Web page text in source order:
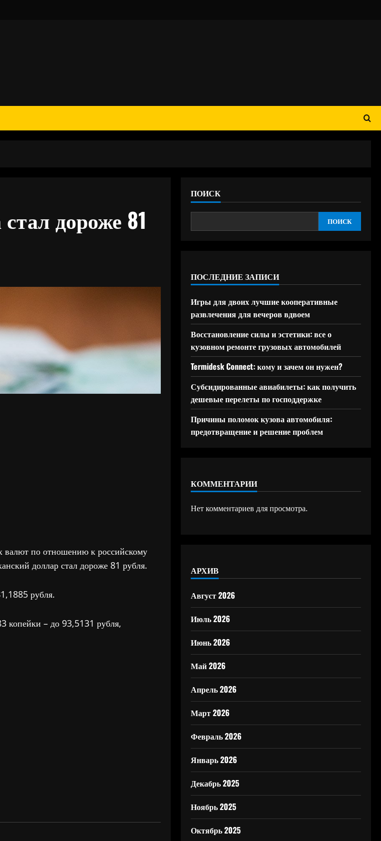
дороже 81
по отношению к российскому
доллар стал дороже 81 рубля.
рубля.
копейки – до 93,5131 рубля,
ПОИСК
ПОИСК
ПОСЛЕДНИЕ ЗАПИСИ
Игры для двоих лучшие кооперативные
развлечения для вечеров вдвоем
Восстановление силы и эстетики: все о
кузовном ремонте грузовых автомобилей
Termidesk Connect: кому и зачем он нужен?
Субсидированные авиабилеты: как получить
дешевые перелеты по господдержке
Причины поломок кузова автомобиля:
предотвращение и решение проблем
КОММЕНТАРИИ
Нет комментариев для просмотра.
АРХИВ
Август 2026
Июль 2026
Июнь 2026
Май 2026
Апрель 2026
Март 2026
Февраль 2026
Январь 2026
Декабрь 2025
Ноябрь 2025
Октябрь 2025